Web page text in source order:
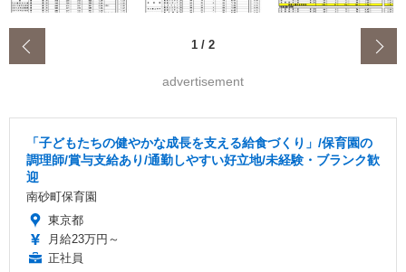
1 / 2
advertisement
「子どもたちの健やかな成長を支える給食づくり」/保育園の
調理師/賞与支給あり/通勤しやすい好立地/未経験・ブランク歓
迎
南砂町保育園
東京都
月給23万円～
正社員